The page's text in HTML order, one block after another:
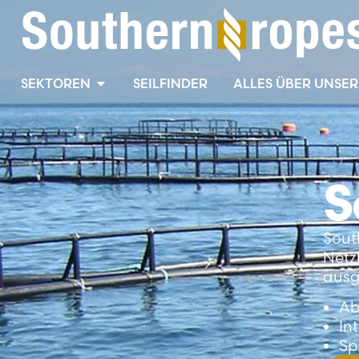
SEKTOREN SEILFINDER ALLES ÜBER